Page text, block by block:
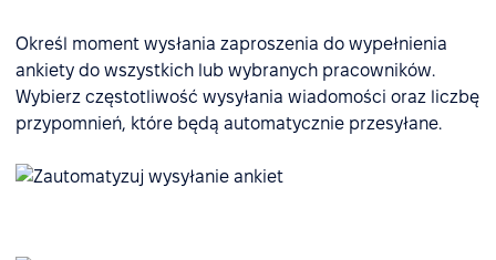
Określ moment wysłania zaproszenia do wypełnienia
ankiety do wszystkich lub wybranych pracowników.
Wybierz częstotliwość wysyłania wiadomości oraz liczbę
przypomnień, które będą automatycznie przesyłane.